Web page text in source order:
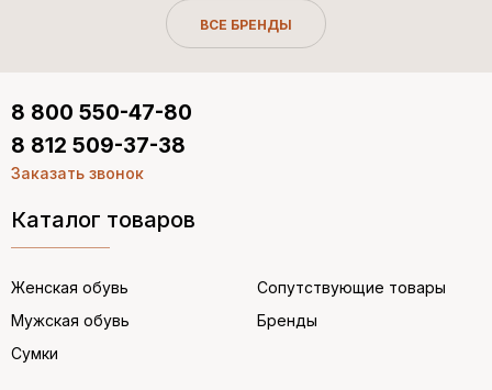
ВСЕ БРЕНДЫ
Каталог товаров
Женская обувь
Мужская обувь
Сумки
Сопутствующие товары
Бренды
8 800 550-47-80
8 812 509-37-38
Заказать звонок